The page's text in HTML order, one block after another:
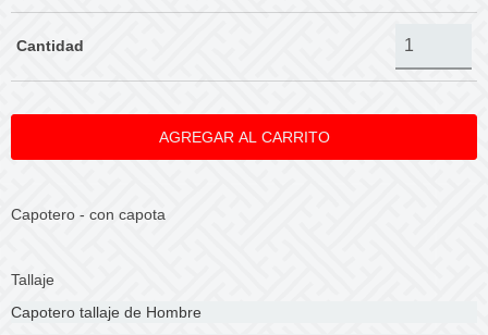
Cantidad
Capotero - con capota
Tallaje
Capotero tallaje de Hombre